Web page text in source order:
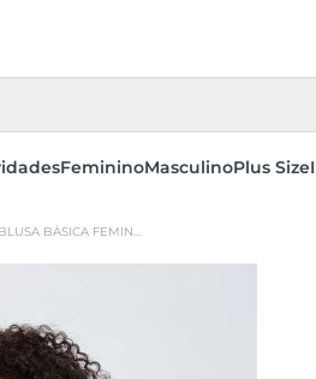
FemininoMasculinoPlus Size
BLUSA BÁSICA FEMININA AMARELO SUAVE